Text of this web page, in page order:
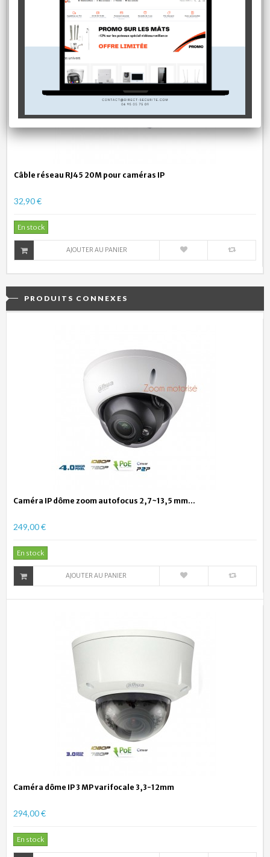
Câble réseau RJ45 20M pour caméras IP
32,90 €
En stock
AJOUTER AU PANIER
PRODUITS CONNEXES
Caméra IP dôme zoom autofocus 2,7~13,5 mm...
249,00 €
En stock
AJOUTER AU PANIER
Caméra dôme IP 3 MP varifocale 3,3-12mm
294,00 €
En stock